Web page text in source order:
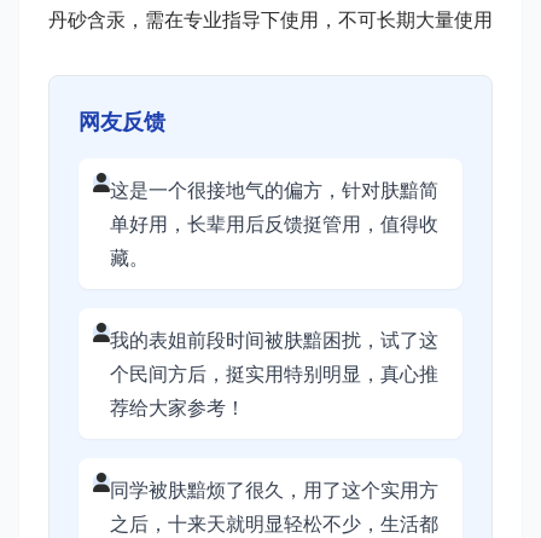
丹砂含汞，需在专业指导下使用，不可长期大量使用
网友反馈
这是一个很接地气的偏方，针对肤黯简
单好用，长辈用后反馈挺管用，值得收
藏。
我的表姐前段时间被肤黯困扰，试了这
个民间方后，挺实用特别明显，真心推
荐给大家参考！
同学被肤黯烦了很久，用了这个实用方
之后，十来天就明显轻松不少，生活都